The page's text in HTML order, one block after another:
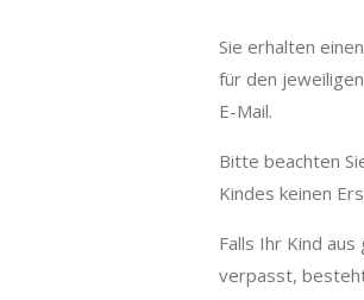
Sie erhalten
für den
E-Mail.
Bitte beachten
Kindes keinen
Falls Ihr Kind
verpasst,